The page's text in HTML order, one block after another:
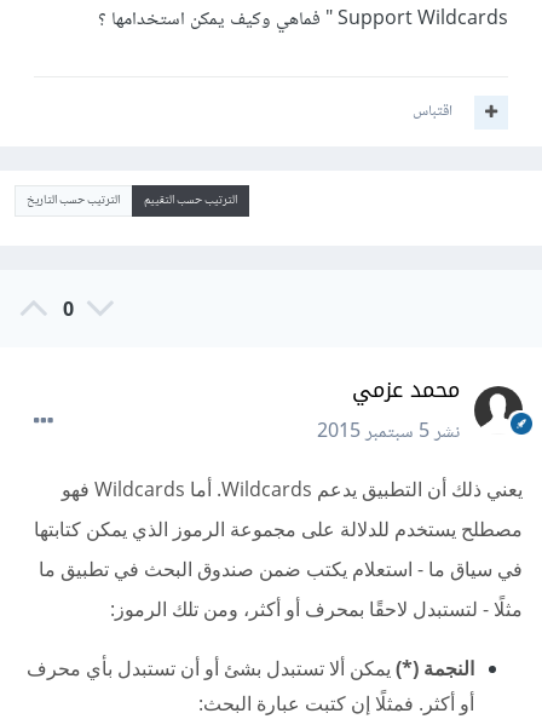
Support Wildcards " فماهي وكيف يمكن استخدامها ؟
اقتباس
الترتيب حسب التقييم الترتيب حسب التاريخ
0
محمد عزمي
نشر5 سبتمبر 2015
يعني ذلك أن التطبيق يدعم Wildcards. أما Wildcards فهو
مصطلح يستخدم للدلالة على مجموعة الرموز الذي يمكن كتابتها
في سياق ما - استعلام يكتب ضمن صندوق البحث في تطبيق ما
مثلًا - لتستبدل لاحقًا بمحرف أو أكثر، ومن تلك الرموز:
النجمة (*)يمكن ألا تستبدل بشئ أو أن تستبدل بأي محرف
أو أكثر. فمثلًا إن كتبت عبارة البحث: